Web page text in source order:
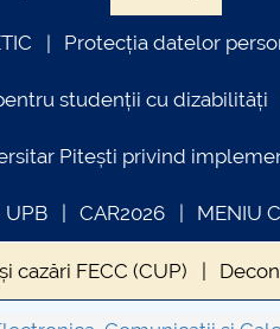
Protecția datelor
studenții cu dizabilități
Pitești privind
UPB CAR2026 MENIU
cazări FECC (CUP)